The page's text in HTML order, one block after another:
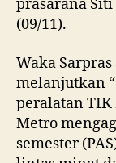
prasarana Siti
(09/11).
Waka
melanjutkan
peralatan TIK
Metro
semester